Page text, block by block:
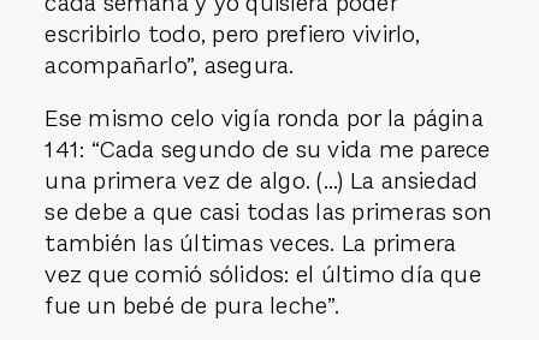
escribirlo todo, pero prefiero vivirlo,
acompañarlo”, asegura.
Ese mismo celo vigía ronda por la página
141: “Cada segundo de su vida me parece
una primera vez de algo. (...) La ansiedad
se debe a que casi todas las primeras son
también las últimas veces. La primera
vez que comió sólidos: el último día que
fue un bebé de pura leche”.